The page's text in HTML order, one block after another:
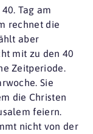
Tag am
rechnet die
aber
mit zu den 40
Zeitperiode.
Sie
die Christen
feiern.
nicht von der